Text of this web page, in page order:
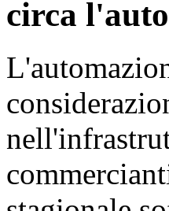
circa